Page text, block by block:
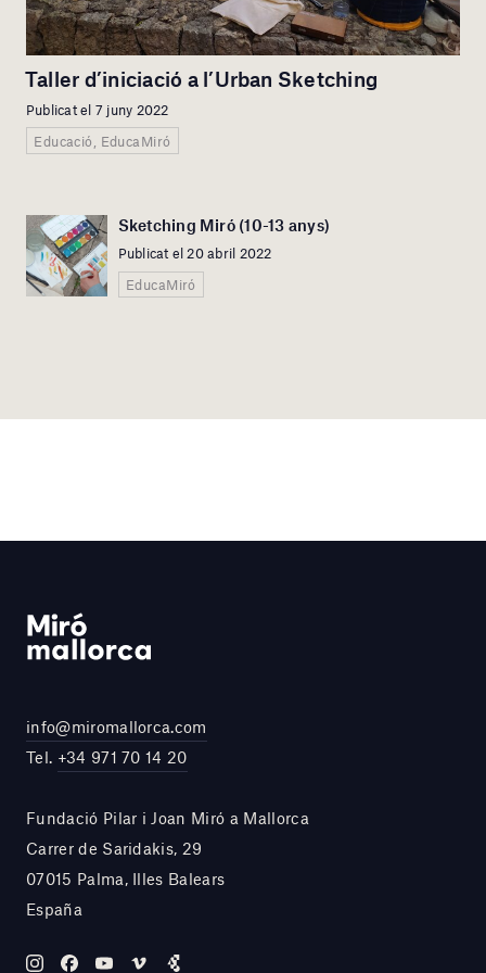
Taller d’iniciació a l’Urban Sketching
Publicat el 7 juny 2022
Educació, EducaMiró
Sketching Miró (10-13 anys)
Publicat el 20 abril 2022
EducaMiró
info@miromallorca.com
Tel. +34 971 70 14 20
Fundació Pilar i Joan Miró a Mallorca
Carrer de Saridakis, 29
07015 Palma, Illes Balears
España